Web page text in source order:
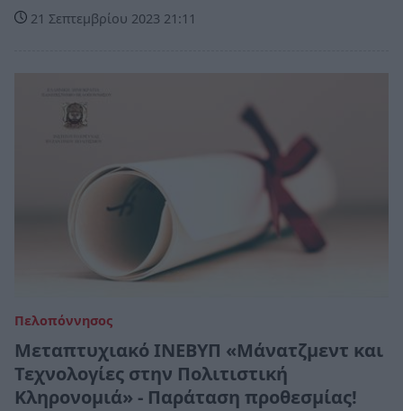
21 Σεπτεμβρίου 2023 21:11
Πελοπόννησος
Μεταπτυχιακό ΙΝΕΒΥΠ «Μάνατζμεντ και
Τεχνολογίες στην Πολιτιστική
Κληρονομιά» - Παράταση προθεσμίας!